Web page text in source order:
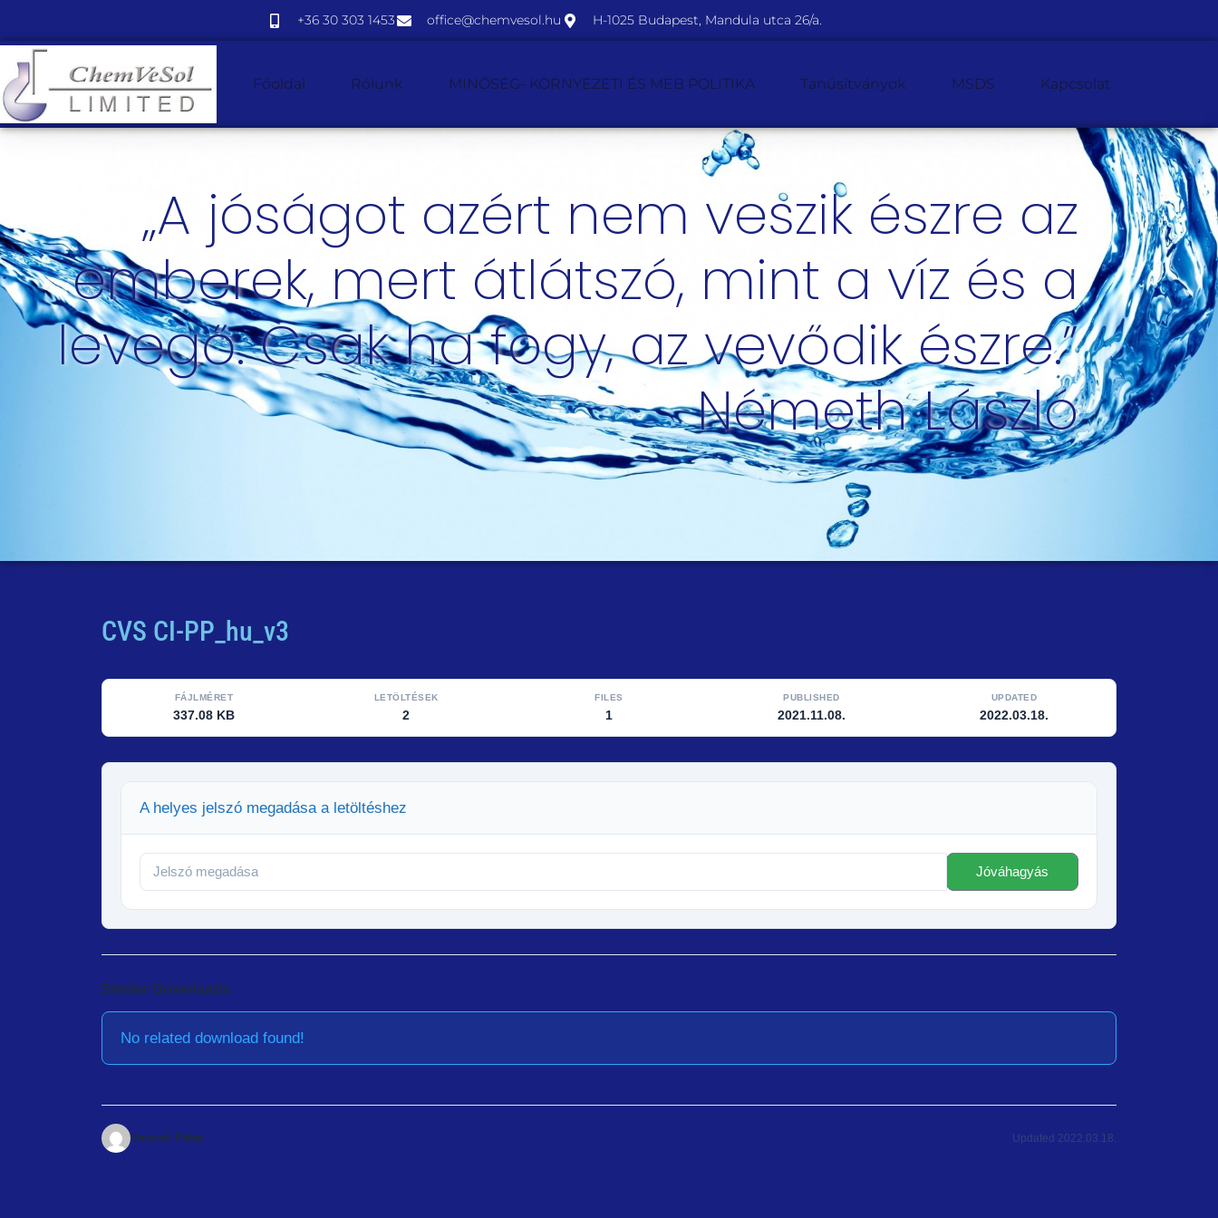
+36 30 303 1453 office@chemvesol.hu H-1025 Budapest, Mandula utca 26/a.
Főoldal Rólunk MINŐSÉG- KÖRNYEZETI ÉS MEB POLITIKA Tanúsítványok MSDS Kapcsolat
„A jóságot azért nem veszik észre az
emberek, mert átlátszó, mint a víz és a
levegő. Csak ha fogy, az vevődik észre.”
Németh László
CVS CI-PP_hu_v3
FÁJLMÉRET
337.08 KB
LETÖLTÉSEK
2
FILES
1
PUBLISHED
2021.11.08.
UPDATED
2022.03.18.
A helyes jelszó megadása a letöltéshez
Similar Downloads
No related download found!
Vancsó Péter Updated 2022.03.18.